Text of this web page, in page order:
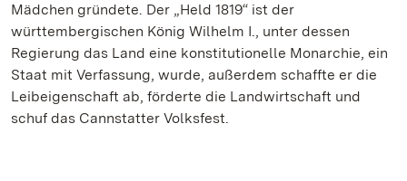
Mädchen gründete. Der „Held 1819“ ist der
württembergischen König Wilhelm I., unter dessen
Regierung das Land eine konstitutionelle Monarchie, ein
Staat mit Verfassung, wurde, außerdem schaffte er die
Leibeigenschaft ab, förderte die Landwirtschaft und
schuf das Cannstatter Volksfest.